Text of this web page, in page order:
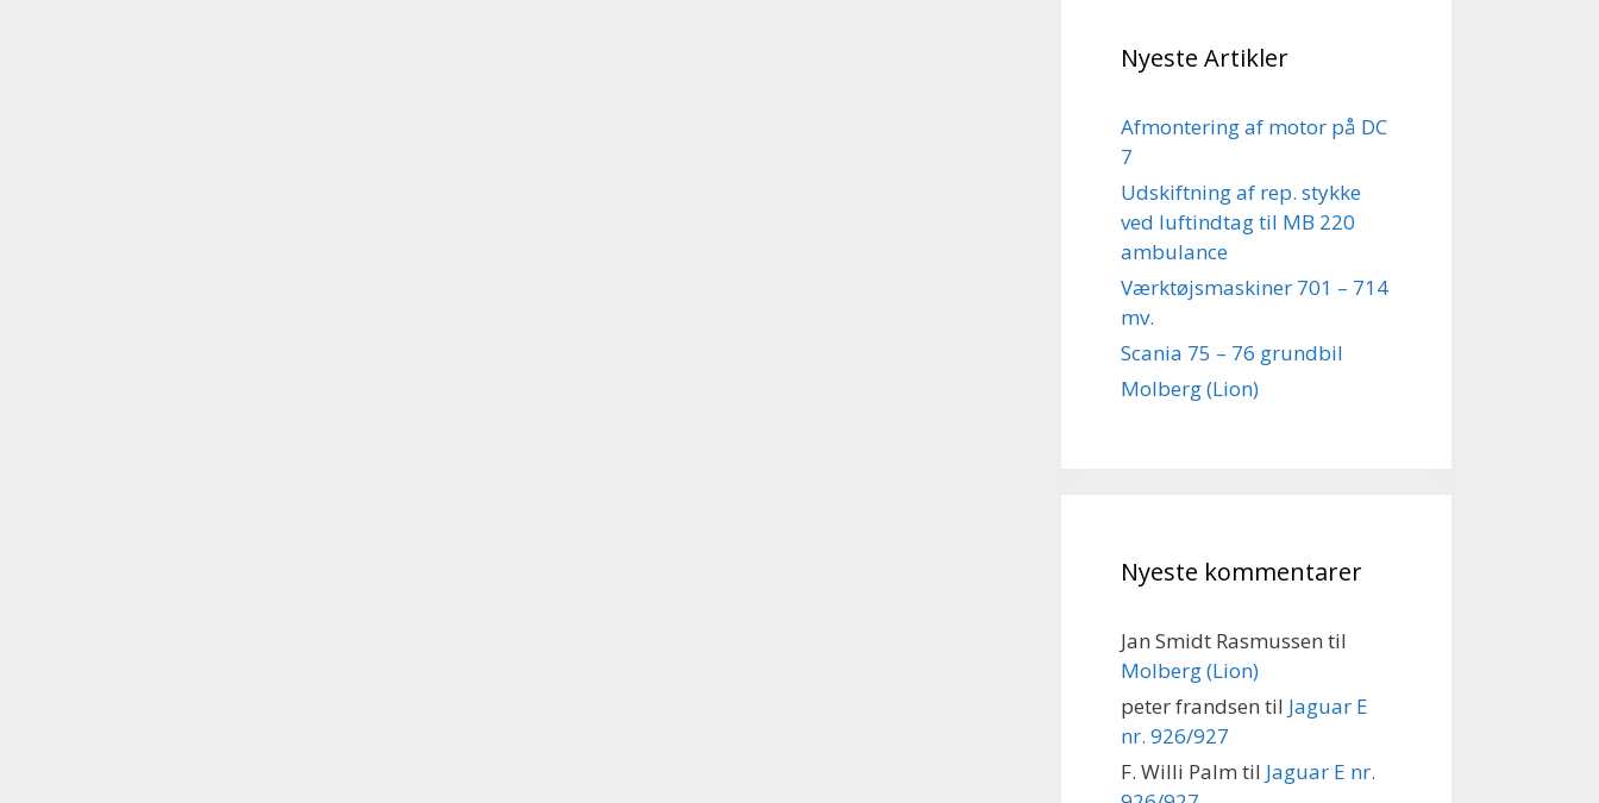
Nyeste Artikler
Afmontering af motor på DC
7
Udskiftning af rep. stykke
ved luftindtag til MB 220
ambulance
Værktøjsmaskiner 701 – 714
mv.
Scania 75 – 76 grundbil
Molberg (Lion)
Nyeste kommentarer
Jan Smidt Rasmussen til
Molberg (Lion)
peter frandsen til Jaguar E
nr. 926/927
F. Willi Palm til Jaguar E nr.